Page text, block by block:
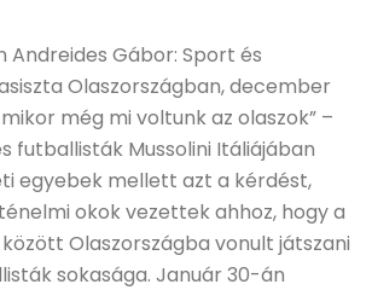
Andreides Gábor: Sport és
Olaszországban, december
még mi voltunk az olaszok” –
futballisták Mussolini Itáliájában
egyebek mellett azt a kérdést,
okok vezettek ahhoz, hogy a
Olaszországba vonult játszani
sokasága. Január 30-án